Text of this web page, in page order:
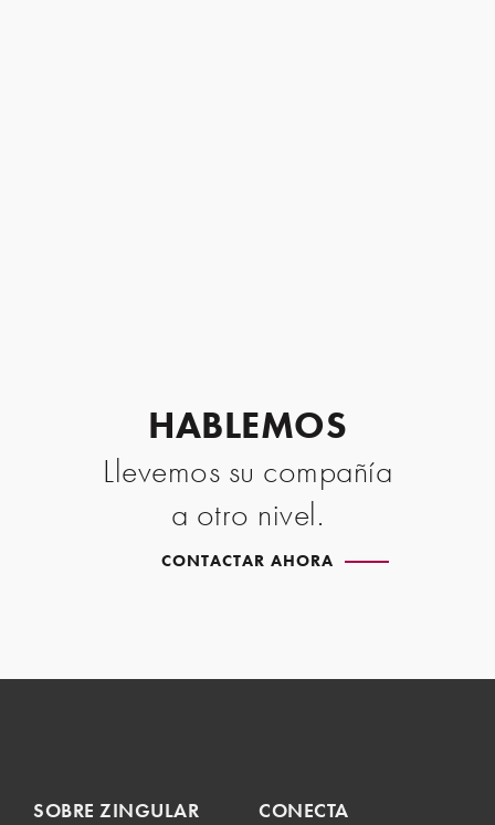
HABLEMOS
Llevemos su compañía
a otro nivel.
CONTACTAR AHORA
SOBRE ZINGULAR CONECTA